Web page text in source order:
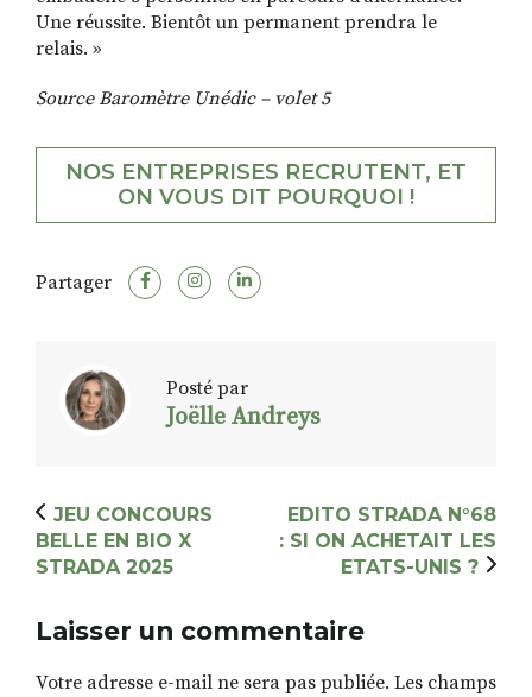
Une réussite. Bientôt un permanent prendra le
relais. »
Source Baromètre Unédic – volet 5
NOS ENTREPRISES RECRUTENT, ET
ON VOUS DIT POURQUOI !
Partager
Posté par
Joëlle Andreys
JEU CONCOURS
BELLE EN BIO X
STRADA 2025
EDITO STRADA N°68
: SI ON ACHETAIT LES
ETATS-UNIS ?
Laisser un commentaire
Votre adresse e-mail ne sera pas publiée. Les champs